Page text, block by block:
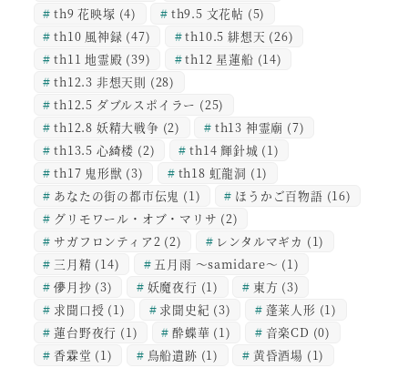
th9 花映塚 (4) th9.5 文花帖 (5)
th10 風神録 (47) th10.5 緋想天 (26)
th11 地霊殿 (39) th12 星蓮船 (14)
th12.3 非想天則 (28)
th12.5 ダブルスポイラー (25)
th12.8 妖精大戦争 (2) th13 神霊廟 (7)
th13.5 心綺楼 (2) th14 輝針城 (1)
th17 鬼形獣 (3) th18 虹龍洞 (1)
あなたの街の都市伝鬼 (1) ほうかご百物語 (16)
グリモワール・オブ・マリサ (2)
サガフロンティア2 (2) レンタルマギカ (1)
三月精 (14) 五月雨 ～samidare～ (1)
儚月抄 (3) 妖魔夜行 (1) 東方 (3)
求聞口授 (1) 求聞史紀 (3) 蓬莱人形 (1)
蓮台野夜行 (1) 酔蝶華 (1) 音楽CD (0)
香霖堂 (1) 鳥船遺跡 (1) 黄昏酒場 (1)